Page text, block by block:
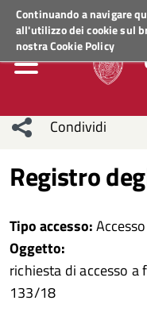
Continuando a navigare
all'utilizzo dei cookie sul
nostraCookie Policy
Regione VenetoACCEDI AI
Condividi
network
Condividi
Registro
Tipo accesso:
Oggetto:
richiesta di accesso
133/18